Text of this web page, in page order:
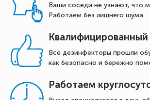
Ваши соседи не узнают, что
Работаем без лишнего шума
Квалифицированный
Все дезинфекторы прошли
как безопасно и бережно
Работаем